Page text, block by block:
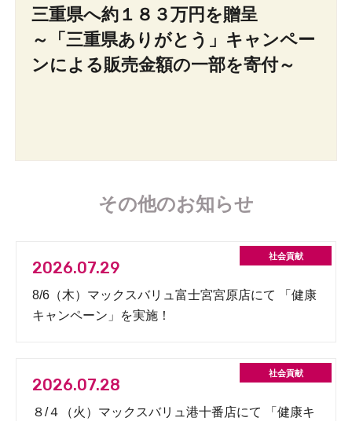
三重県へ約１８３万円を贈呈
～「三重県ありがとう」キャンペー
ンによる販売金額の一部を寄付～
その他のお知らせ
2026.07.29
8/6（木）マックスバリュ富士宮宮原店にて 「健康
キャンペーン」を実施！
2026.07.28
８/４（火）マックスバリュ港十番店にて 「健康キ